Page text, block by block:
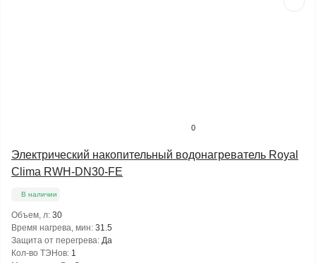
0
Электрический накопительный водонагреватель Royal
Clima RWH-DN30-FE
В наличии
Объем, л: 30
Время нагрева, мин: 31.5
Защита от перегрева: Да
Кол-во ТЭНов: 1